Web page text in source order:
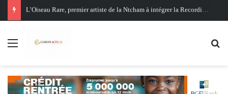
Oligui Nguema au Ghana : Libreville mise sur Accra pour renforcer sa stratégie diplomatique et économique
Menu